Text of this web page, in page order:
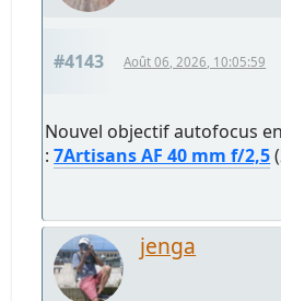
#4143 Août 06, 2026, 10:05:59
Nouvel objectif autofocus
:7Artisans AF 40 mm f/2,5
jenga